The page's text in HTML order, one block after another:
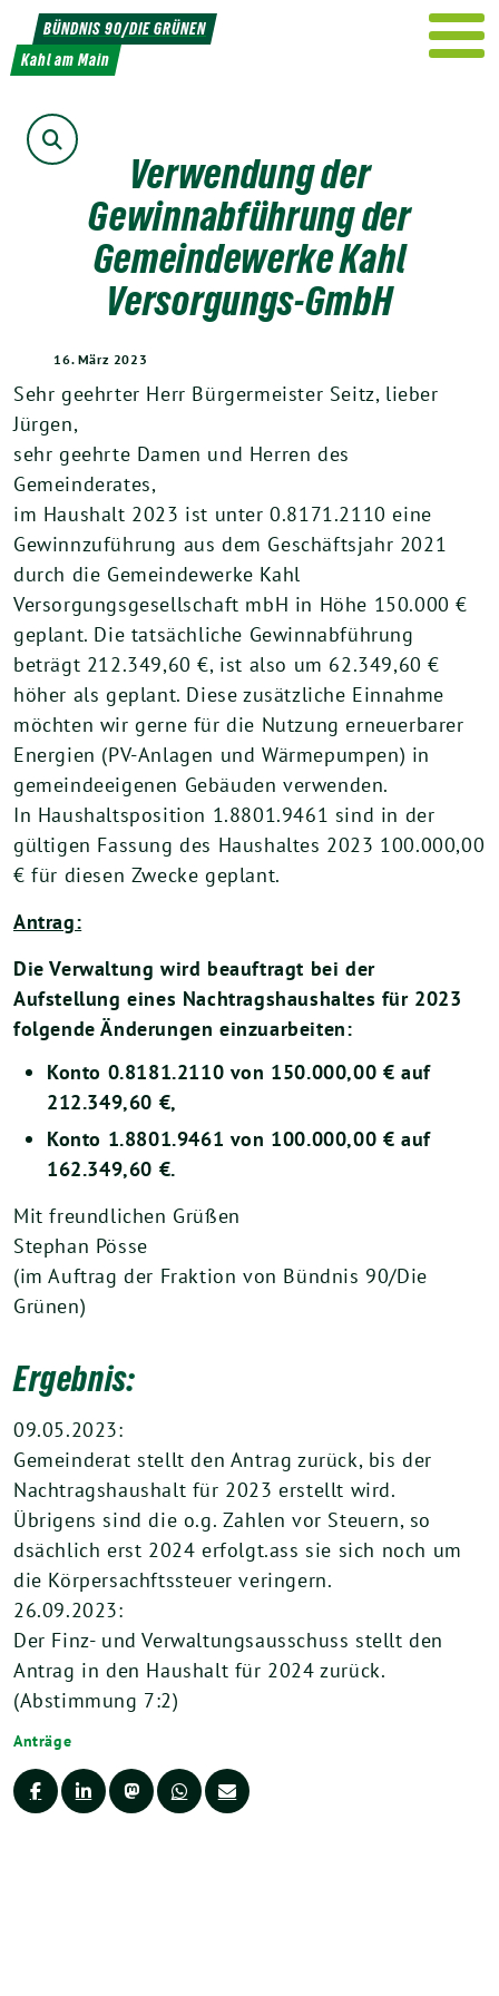
Weiter
zum
Inhalt
BÜNDNIS 90/DIE GRÜNEN
Kahl am Main
Suche
Verwendung der
Gewinnabführung der
Gemeindewerke Kahl
Versorgungs-GmbH
16. März 2023
Sehr geehrter Herr Bürgermeister Seitz, lieber
Jürgen,
sehr geehrte Damen und Herren des
Gemeinderates,
im Haushalt 2023 ist unter 0.8171.2110 eine
Gewinnzuführung aus dem Geschäftsjahr 2021
durch die Gemeindewerke Kahl
Versorgungsgesellschaft mbH in Höhe 150.000 €
geplant. Die tatsächliche Gewinnabführung
beträgt 212.349,60 €, ist also um 62.349,60 €
höher als geplant. Diese zusätzliche Einnahme
möchten wir gerne für die Nutzung erneuerbarer
Energien (PV-Anlagen und Wärmepumpen) in
gemeindeeigenen Gebäuden verwenden.
In Haushaltsposition 1.8801.9461 sind in der
gültigen Fassung des Haushaltes 2023 100.000,00
€ für diesen Zwecke geplant.
Antrag:
Die Verwaltung wird beauftragt bei der
Aufstellung eines Nachtragshaushaltes für 2023
folgende Änderungen einzuarbeiten:
Konto 0.8181.2110 von 150.000,00 € auf
212.349,60 €,
Konto 1.8801.9461 von 100.000,00 € auf
162.349,60 €.
Mit freundlichen Grüßen
Stephan Pösse
(im Auftrag der Fraktion von Bündnis 90/Die
Grünen)
Ergebnis:
09.05.2023:
Gemeinderat stellt den Antrag zurück, bis der
Nachtragshaushalt für 2023 erstellt wird.
Übrigens sind die o.g. Zahlen vor Steuern, so
dsächlich erst 2024 erfolgt.ass sie sich noch um
die Körpersachftssteuer veringern.
26.09.2023:
Der Finz- und Verwaltungsausschuss stellt den
Antrag in den Haushalt für 2024 zurück.
(Abstimmung 7:2)
Anträge